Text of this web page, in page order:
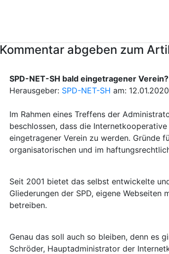
Kommentar abgeben zum
SPD-NET-SH bald eingetragener Verein?
Herausgeber: SPD-NET-SH am:
Im Rahmen eines Treffens der
beschlossen, dass die
eingetragener Verein zu werden. Gründe
organisatorischen und im
Seit 2001 bietet das selbst entwickelte
Gliederungen der SPD, eigene
betreiben.
Genau das soll auch so bleiben, denn es
Schröder, Hauptadministrator der